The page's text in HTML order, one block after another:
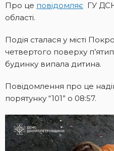
Про це повідомляє ГУ
області.
Подія сталася у місті
четвертого поверху
будинку випала дитина.
Повідомлення про це
порятунку “101” о 08:57.